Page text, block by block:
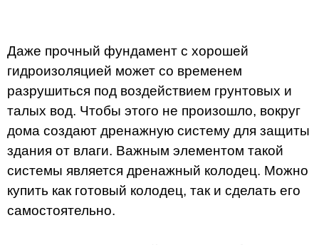
Даже прочный фундамент с хорошей
гидроизоляцией может со временем
разрушиться под воздействием грунтовых и
талых вод. Чтобы этого не произошло, вокруг
дома создают дренажную систему для защиты
здания от влаги. Важным элементом такой
системы является дренажный колодец. Можно
купить как готовый колодец, так и сделать его
самостоятельно.